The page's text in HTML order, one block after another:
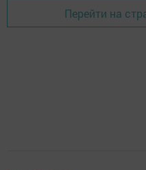
Перейти на